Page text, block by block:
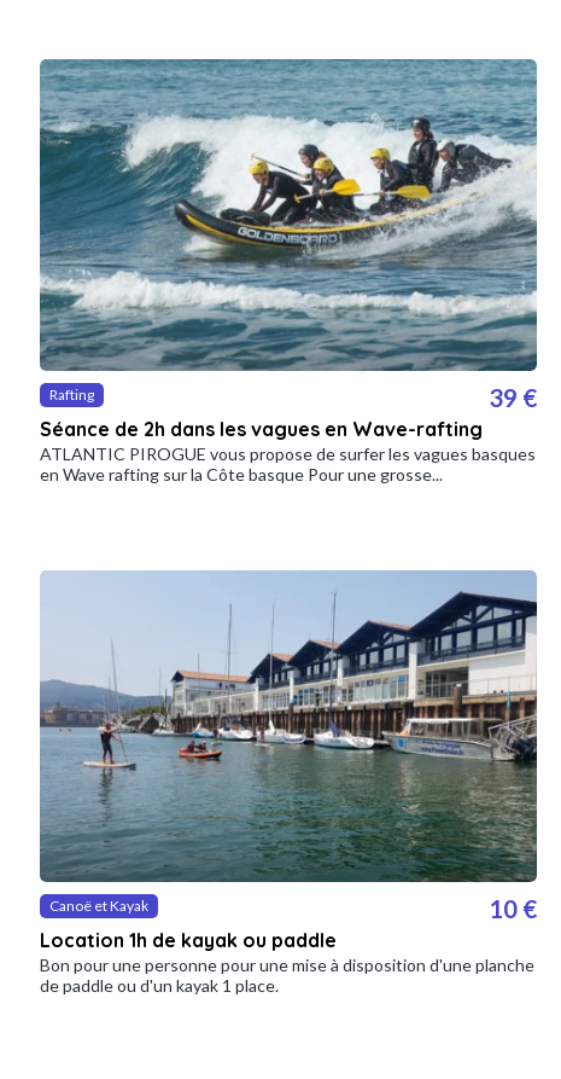
Rafting
Séance de 2h dans les vagues en Wave-rafting
39 €
ATLANTIC PIROGUE vous propose de surfer les vagues basques
en Wave rafting sur la Côte basque Pour une grosse...
Canoë et Kayak
Location 1h de kayak ou paddle
10 €
Bon pour une personne pour une mise à disposition d'une planche
de paddle ou d'un kayak 1 place.